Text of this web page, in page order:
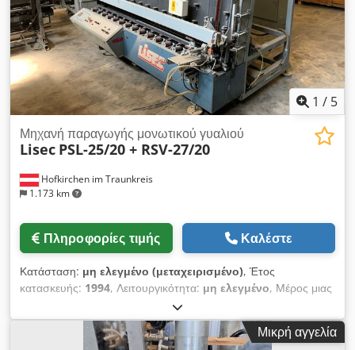
1 / 5
Hofkirchen im Traunkreis
1.173 km
Μηχανή παραγωγής μονωτικού γυαλιού
Lisec PSL-25/20 + RSV-27/20
Πληροφορίες τιμής Καλέστε
Κατάσταση: μη ελεγμένο (μεταχειρισμένο), Έτος
κατασκευής: 1994, Λειτουργικότητα: μη ελεγμένο, Μέρος μιας
Lisec isoline 2,5 x 2,0 m, 1992-1994, που αποτελείται από:
RSV-27/25, 1992, ζώνη ρύθμισης πλαισίου PSL-25/20, 1994,
σταθμός συναρμολόγησης Και τα δύο μηχανήματα είναι έτοιμα
Μικρή αγγελία